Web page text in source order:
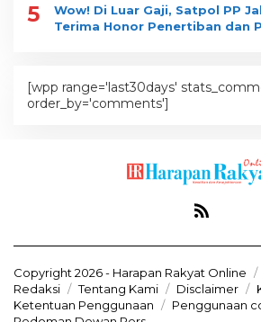
5
Wow! Di Luar Gaji, Satpol PP
Terima Honor Penertiban dan
[wpp range='last30days'
order_by='comments']
Copyright 2026 - Harapan Rakyat Online
Redaksi
Tentang Kami Disclaimer
Ketentuan Penggunaan
Penggunaan